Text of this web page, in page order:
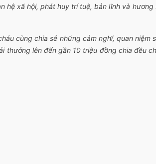
hệ xã hội, phát huy trí tuệ, bản lĩnh và
cùng chia sẻ những cảm nghĩ, quan niệm
lên đến gần 10 triệu đồng chia đều